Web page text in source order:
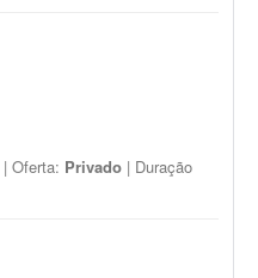
| Oferta: Privado | Duração